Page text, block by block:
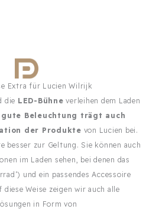
Extra für Lucien Wilrijk
die LED-Bühne verleihen dem Laden
gute Beleuchtung trägt auch
der Produkte von Lucien bei.
besser zur Geltung. Sie können auch
im Laden sehen, bei denen das
und ein passendes Accessoire
Weise zeigen wir auch alle
in Form von